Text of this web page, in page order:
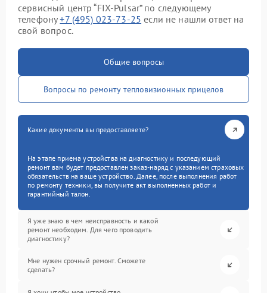
сервисный центр “FIX-Pulsar” по следующему
телефону+7 (495) 023-73-25 если не нашли ответ на
свой вопрос.
Общие вопросы
Вопросы по ремонту тепловизионных прицелов
Какие документы вы предоставляете?
На этапе приема устройства на диагностику и последующий
ремонт вам будет предоставлен заказ-наряд с указанием страховых
обязательств на ваше устройство. Далее, после выполнения работ
по ремонту техники, вы получите акт выполненных работ и
гарантийный талон.
Я уже знаю в чем неисправность и какой
ремонт необходим. Для чего проводить
диагностику?
Мне нужен срочный ремонт. Сможете
сделать?